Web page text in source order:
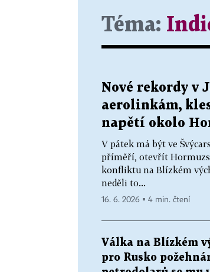
Téma:
Nové rekordy v
aerolinkám,
napětí okolo
V pátek má být ve
příměří, otevřít
konfliktu na Blízkém
neděli to...
16. 6. 2026 ▪ 4 min. čtení
Válka na Blízkém
pro Rusko